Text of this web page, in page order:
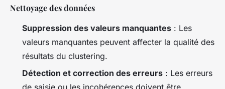
Nettoyage des données
Suppression des valeurs manquantes : Les
valeurs manquantes peuvent affecter la qualité des
résultats du clustering.
Détection et correction des erreurs : Les erreurs